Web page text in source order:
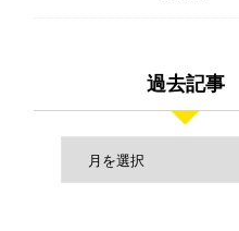
過去記事